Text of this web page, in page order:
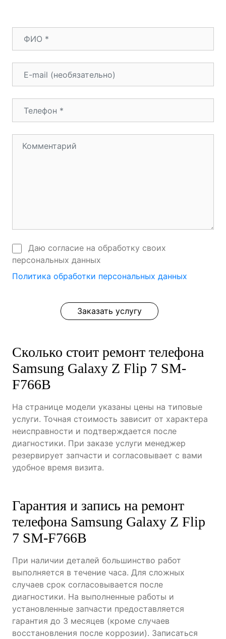
Даю согласие на обработку своих
персональных данных
Политика обработки персональных данных
Заказать услугу
Сколько стоит ремонт телефона
Samsung Galaxy Z Flip 7 SM-
F766B
На странице модели указаны цены на типовые
услуги. Точная стоимость зависит от характера
неисправности и подтверждается после
диагностики. При заказе услуги менеджер
резервирует запчасти и согласовывает с вами
удобное время визита.
Гарантия и запись на ремонт
телефона Samsung Galaxy Z Flip
7 SM-F766B
При наличии деталей большинство работ
выполняется в течение часа. Для сложных
случаев срок согласовывается после
диагностики. На выполненные работы и
установленные запчасти предоставляется
гарантия до 3 месяцев (кроме случаев
восстановления после коррозии). Записаться